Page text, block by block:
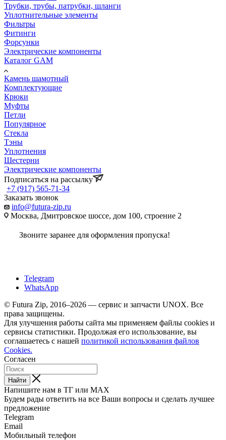
Трубки, трубы, патрубки, шланги
Уплотнительные элементы
Фильтры
Фитинги
Форсунки
Электрические компоненты
Каталог GAM
Камень шамотный
Комплектующие
Крюки
Муфты
Петли
Популярное
Стекла
Тэны
Уплотнения
Шестерни
Электрические компоненты
Подписаться на рассылку
+7 (917) 565-71-34
Заказать звонок
info@futura-zip.ru
Москва, Дмитровское шоссе, дом 100, строение 2
Звоните заранее для оформления пропуска!
Telegram
WhatsApp
© Futura Zip, 2016–2026 — сервис и запчасти UNOX. Все
права защищены.
Для улучшения работы сайта мы применяем файлы cookies и
сервисы статистики. Продолжая его использование, вы
соглашаетесь с нашей политикой использования файлов
Cookies.
Согласен
Найти
Напишите нам в ТГ или MAX
Будем рады ответить на все Ваши вопросы и сделать лучшее
предложение
Telegram
Email
Мобильный телефон